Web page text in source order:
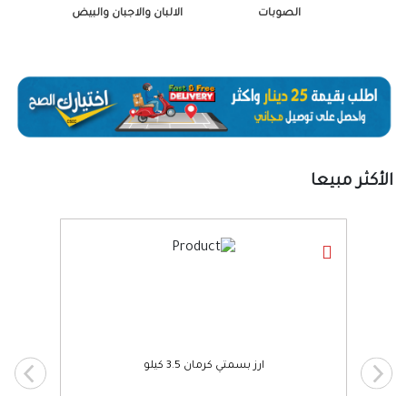
الالبان والاجبان والبيض الصوبات
الأكثر مبيعا
ارز بسمتي كرمان 3.5 كيلو